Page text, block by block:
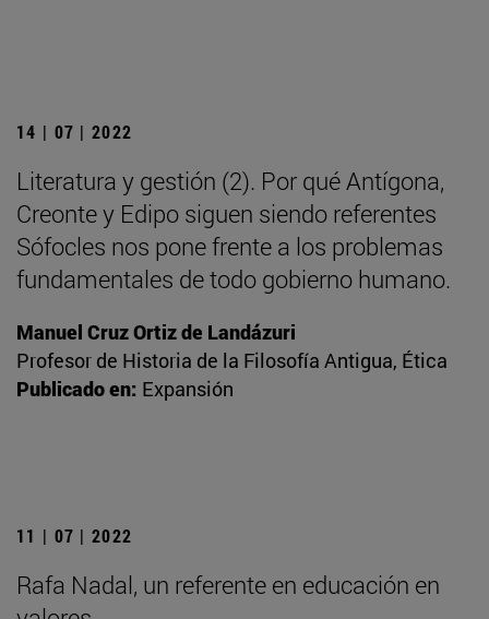
14 | 07 | 2022
Literatura y gestión (2). Por qué Antígona,
Creonte y Edipo siguen siendo referentes
Sófocles nos pone frente a los problemas
fundamentales de todo gobierno humano.
Manuel Cruz Ortiz de Landázuri
Profesor de Historia de la Filosofía Antigua, Ética
Publicado en: Expansión
11 | 07 | 2022
Rafa Nadal, un referente en educación en